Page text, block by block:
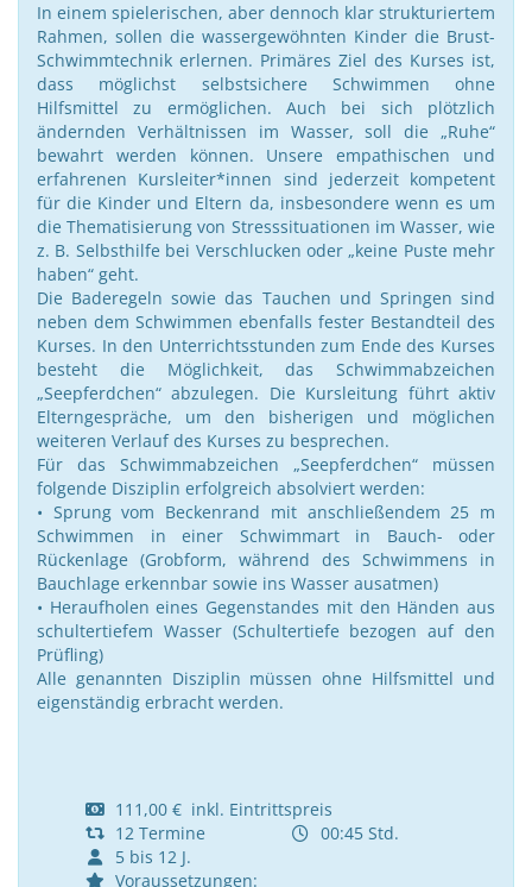
In einem spielerischen, aber dennoch klar strukturiertem
Rahmen, sollen die wassergewöhnten Kinder die Brust-
Schwimmtechnik erlernen. Primäres Ziel des Kurses ist,
dass möglichst selbstsichere Schwimmen ohne
Hilfsmittel zu ermöglichen. Auch bei sich plötzlich
ändernden Verhältnissen im Wasser, soll die „Ruhe“
bewahrt werden können. Unsere empathischen und
erfahrenen Kursleiter*innen sind jederzeit kompetent
für die Kinder und Eltern da, insbesondere wenn es um
die Thematisierung von Stresssituationen im Wasser, wie
z. B. Selbsthilfe bei Verschlucken oder „keine Puste mehr
haben“ geht.
Die Baderegeln sowie das Tauchen und Springen sind
neben dem Schwimmen ebenfalls fester Bestandteil des
Kurses. In den Unterrichtsstunden zum Ende des Kurses
besteht die Möglichkeit, das Schwimmabzeichen
„Seepferdchen“ abzulegen. Die Kursleitung führt aktiv
Elterngespräche, um den bisherigen und möglichen
weiteren Verlauf des Kurses zu besprechen.
Für das Schwimmabzeichen „Seepferdchen“ müssen
folgende Disziplin erfolgreich absolviert werden:
• Sprung vom Beckenrand mit anschließendem 25 m
Schwimmen in einer Schwimmart in Bauch- oder
Rückenlage (Grobform, während des Schwimmens in
Bauchlage erkennbar sowie ins Wasser ausatmen)
• Heraufholen eines Gegenstandes mit den Händen aus
schultertiefem Wasser (Schultertiefe bezogen auf den
Prüfling)
Alle genannten Disziplin müssen ohne Hilfsmittel und
eigenständig erbracht werden.
111,00 € inkl. Eintrittspreis
12 Termine
00:45 Std.
5 bis 12 J.
Voraussetzungen: